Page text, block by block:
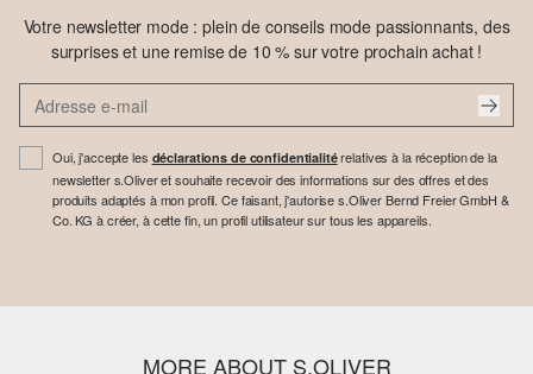
Votre newsletter mode : plein de conseils mode passionnants, des
surprises et une remise de 10 % sur votre prochain achat !
Oui, j'accepte les déclarations de confidentialitérelatives à la réception de la
newsletter s.Oliver et souhaite recevoir des informations sur des offres et des
produits adaptés à mon profil. Ce faisant, j'autorise s.Oliver Bernd Freier GmbH &
Co. KG à créer, à cette fin, un profil utilisateur sur tous les appareils.
MORE ABOUT S.OLIVER